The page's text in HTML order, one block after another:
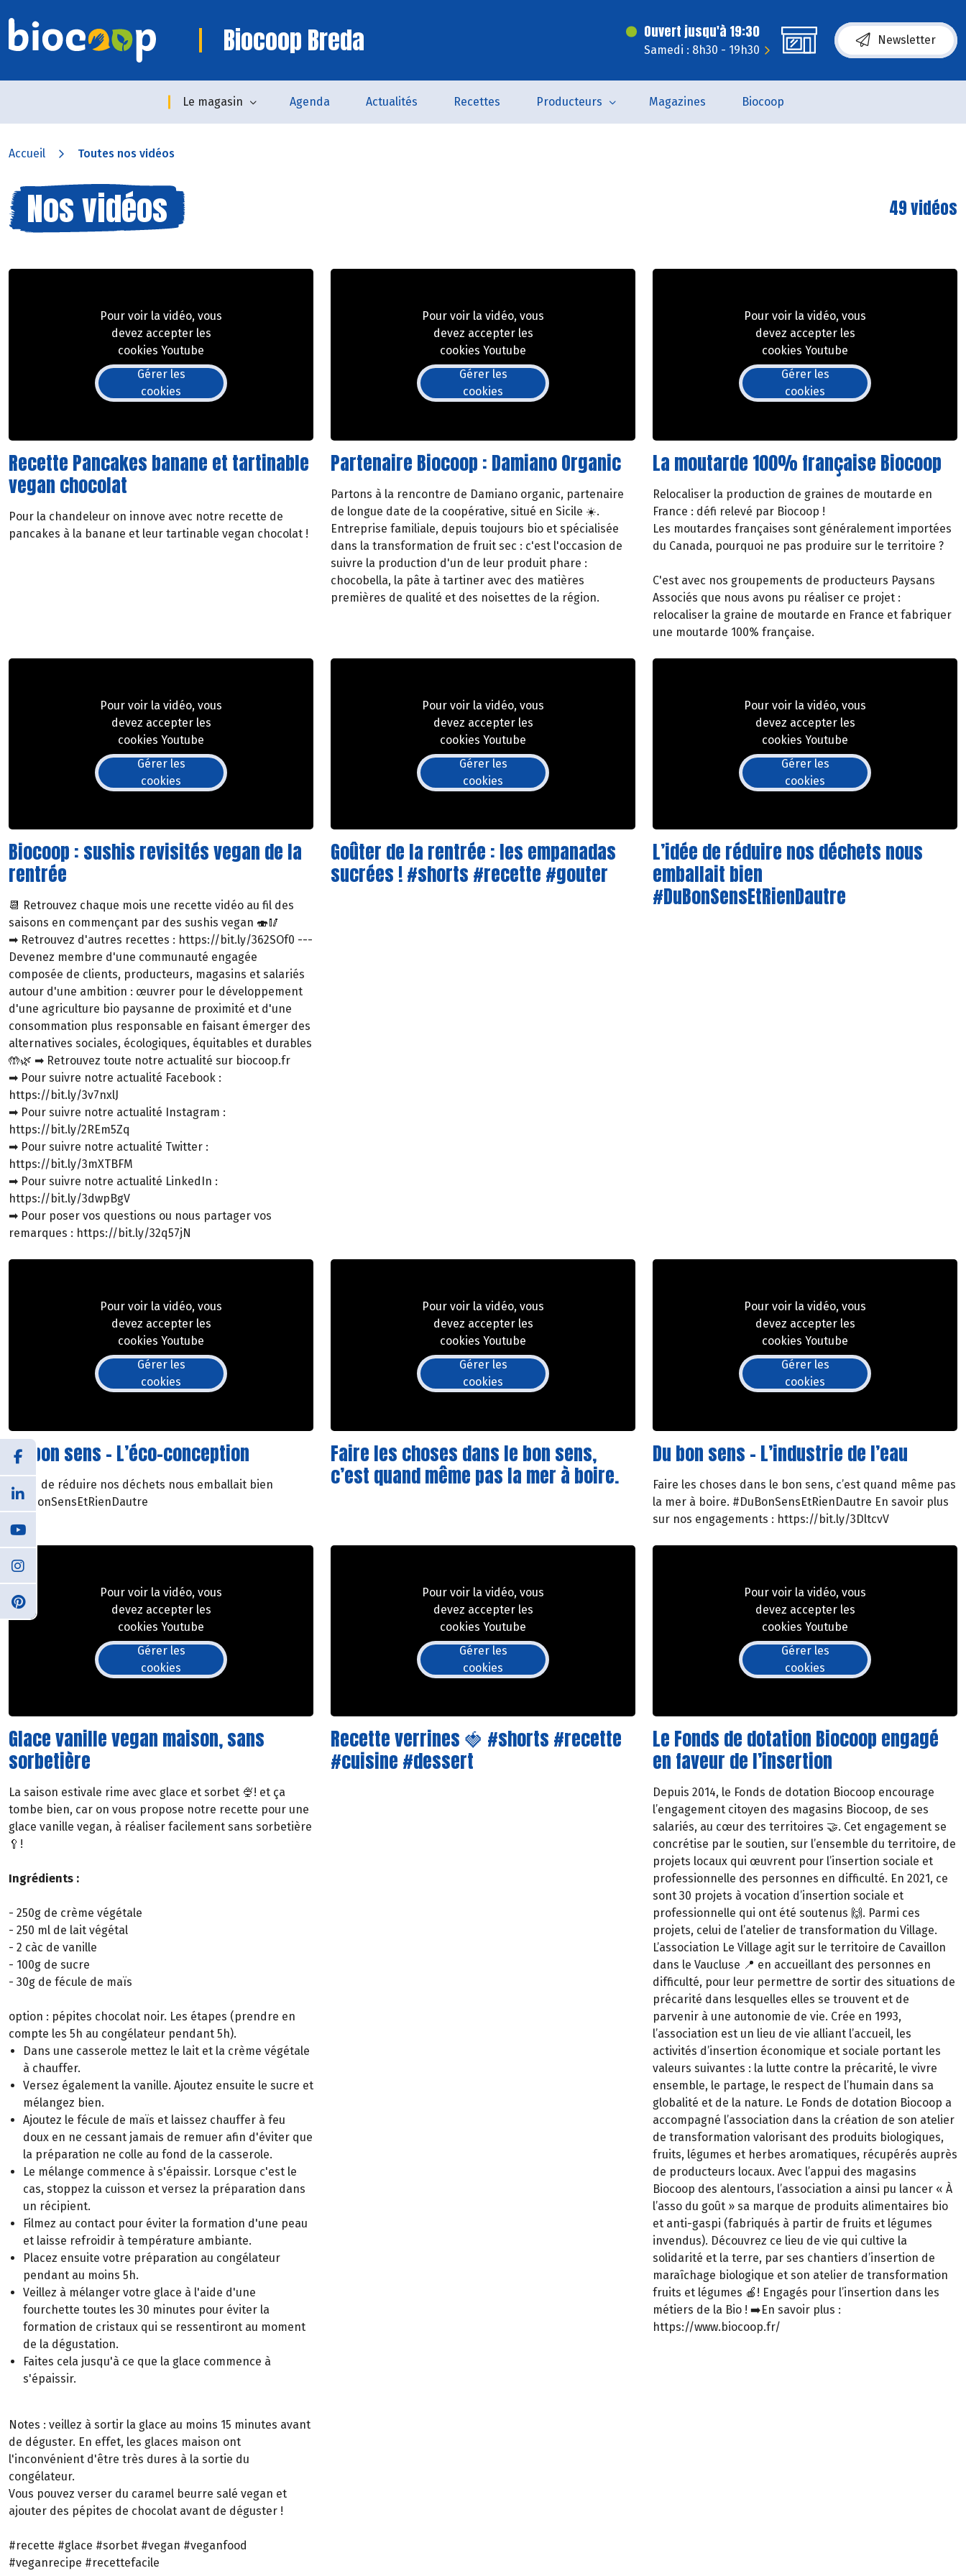
Biocoop Breda Ouvert jusqu'à 19:30
Samedi : 8h30 - 19h30
Newsletter
Le magasin Agenda Actualités Recettes Producteurs Magazines Biocoop
Accueil Toutes nos vidéos
Nos vidéos 49 vidéos
Pour voir la vidéo, vous
devez accepter les
cookies Youtube
Gérer les
cookies
Recette Pancakes banane et tartinable
vegan chocolat
Pour la chandeleur on innove avec notre recette de
pancakes à la banane et leur tartinable vegan chocolat !
Pour voir la vidéo, vous
devez accepter les
cookies Youtube
Gérer les
cookies
Partenaire Biocoop : Damiano Organic
Partons à la rencontre de Damiano organic, partenaire
de longue date de la coopérative, situé en Sicile ☀️.
Entreprise familiale, depuis toujours bio et spécialisée
dans la transformation de fruit sec : c'est l'occasion de
suivre la production d'un de leur produit phare :
chocobella, la pâte à tartiner avec des matières
premières de qualité et des noisettes de la région.
Pour voir la vidéo, vous
devez accepter les
cookies Youtube
Gérer les
cookies
La moutarde 100% française Biocoop
Relocaliser la production de graines de moutarde en
France : défi relevé par Biocoop !
Les moutardes françaises sont généralement importées
du Canada, pourquoi ne pas produire sur le territoire ?
C'est avec nos groupements de producteurs Paysans
Associés que nous avons pu réaliser ce projet :
relocaliser la graine de moutarde en France et fabriquer
une moutarde 100% française.
Pour voir la vidéo, vous
devez accepter les
cookies Youtube
Gérer les
cookies
Biocoop : sushis revisités vegan de la
rentrée
📆 Retrouvez chaque mois une recette vidéo au fil des
saisons en commençant par des sushis vegan 🍣🥢
➡ Retrouvez d'autres recettes : https://bit.ly/362SOf0 ---
Devenez membre d'une communauté engagée
composée de clients, producteurs, magasins et salariés
autour d'une ambition : œuvrer pour le développement
d'une agriculture bio paysanne de proximité et d'une
consommation plus responsable en faisant émerger des
alternatives sociales, écologiques, équitables et durables
🤲🌿 ➡ Retrouvez toute notre actualité sur biocoop.fr
➡ Pour suivre notre actualité Facebook :
https://bit.ly/3v7nxlJ
➡ Pour suivre notre actualité Instagram :
https://bit.ly/2REm5Zq
➡ Pour suivre notre actualité Twitter :
https://bit.ly/3mXTBFM
➡ Pour suivre notre actualité LinkedIn :
https://bit.ly/3dwpBgV
➡ Pour poser vos questions ou nous partager vos
remarques : https://bit.ly/32q57jN
Pour voir la vidéo, vous
devez accepter les
cookies Youtube
Gérer les
cookies
Goûter de la rentrée : les empanadas
sucrées ! #shorts #recette #gouter
Pour voir la vidéo, vous
devez accepter les
cookies Youtube
Gérer les
cookies
L’idée de réduire nos déchets nous
emballait bien
#DuBonSensEtRienDautre
Pour voir la vidéo, vous
devez accepter les
cookies Youtube
Gérer les
cookies
Du bon sens - L’éco-conception
L’idée de réduire nos déchets nous emballait bien
#DuBonSensEtRienDautre
Pour voir la vidéo, vous
devez accepter les
cookies Youtube
Gérer les
cookies
Faire les choses dans le bon sens,
c’est quand même pas la mer à boire.
Pour voir la vidéo, vous
devez accepter les
cookies Youtube
Gérer les
cookies
Du bon sens - L’industrie de l’eau
Faire les choses dans le bon sens, c’est quand même pas
la mer à boire. #DuBonSensEtRienDautre En savoir plus
sur nos engagements : https://bit.ly/3DltcvV
Pour voir la vidéo, vous
devez accepter les
cookies Youtube
Gérer les
cookies
Glace vanille vegan maison, sans
sorbetière
La saison estivale rime avec glace et sorbet 🍨! et ça
tombe bien, car on vous propose notre recette pour une
glace vanille vegan, à réaliser facilement sans sorbetière
🥄!
Ingrédients :
- 250g de crème végétale
- 250 ml de lait végétal
- 2 càc de vanille
- 100g de sucre
- 30g de fécule de maïs
option : pépites chocolat noir. Les étapes (prendre en
compte les 5h au congélateur pendant 5h).
Dans une casserole mettez le lait et la crème végétale
à chauffer.
Versez également la vanille. Ajoutez ensuite le sucre et
mélangez bien.
Ajoutez le fécule de maïs et laissez chauffer à feu
doux en ne cessant jamais de remuer afin d'éviter que
la préparation ne colle au fond de la casserole.
Le mélange commence à s'épaissir. Lorsque c'est le
cas, stoppez la cuisson et versez la préparation dans
un récipient.
Filmez au contact pour éviter la formation d'une peau
et laisse refroidir à température ambiante.
Placez ensuite votre préparation au congélateur
pendant au moins 5h.
Veillez à mélanger votre glace à l'aide d'une
fourchette toutes les 30 minutes pour éviter la
formation de cristaux qui se ressentiront au moment
de la dégustation.
Faites cela jusqu'à ce que la glace commence à
s'épaissir.
Notes : veillez à sortir la glace au moins 15 minutes avant
de déguster. En effet, les glaces maison ont
l'inconvénient d'être très dures à la sortie du
congélateur.
Vous pouvez verser du caramel beurre salé vegan et
ajouter des pépites de chocolat avant de déguster !
#recette #glace #sorbet #vegan #veganfood
#veganrecipe #recettefacile
Pour voir la vidéo, vous
devez accepter les
cookies Youtube
Gérer les
cookies
Recette verrines 🍓 #shorts #recette
#cuisine #dessert
Pour voir la vidéo, vous
devez accepter les
cookies Youtube
Gérer les
cookies
Le Fonds de dotation Biocoop engagé
en faveur de l’insertion
Depuis 2014, le Fonds de dotation Biocoop encourage
l’engagement citoyen des magasins Biocoop, de ses
salariés, au cœur des territoires 🤝. Cet engagement se
concrétise par le soutien, sur l’ensemble du territoire, de
projets locaux qui œuvrent pour l’insertion sociale et
professionnelle des personnes en difficulté. En 2021, ce
sont 30 projets à vocation d’insertion sociale et
professionnelle qui ont été soutenus 🙌. Parmi ces
projets, celui de l’atelier de transformation du Village.
L’association Le Village agit sur le territoire de Cavaillon
dans le Vaucluse 📍 en accueillant des personnes en
difficulté, pour leur permettre de sortir des situations de
précarité dans lesquelles elles se trouvent et de
parvenir à une autonomie de vie. Crée en 1993,
l’association est un lieu de vie alliant l’accueil, les
activités d’insertion économique et sociale portant les
valeurs suivantes : la lutte contre la précarité, le vivre
ensemble, le partage, le respect de l’humain dans sa
globalité et de la nature. Le Fonds de dotation Biocoop a
accompagné l’association dans la création de son atelier
de transformation valorisant des produits biologiques,
fruits, légumes et herbes aromatiques, récupérés auprès
de producteurs locaux. Avec l’appui des magasins
Biocoop des alentours, l’association a ainsi pu lancer « À
l’asso du goût » sa marque de produits alimentaires bio
et anti-gaspi (fabriqués à partir de fruits et légumes
invendus). Découvrez ce lieu de vie qui cultive la
solidarité et la terre, par ses chantiers d’insertion de
maraîchage biologique et son atelier de transformation
fruits et légumes 🍎! Engagés pour l’insertion dans les
métiers de la Bio ! ➡️En savoir plus :
https://www.biocoop.fr/